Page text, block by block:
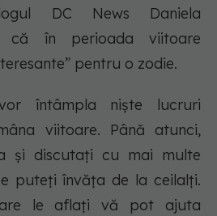
DC News Daniela
că în perioada viitoare
pentru o zodie.
întâmpla nişte lucruri
viitoare. Până atunci,
şi discutaţi cu mai multe
puteţi învăţa de la ceilalţi.
le aflaţi vă pot ajuta